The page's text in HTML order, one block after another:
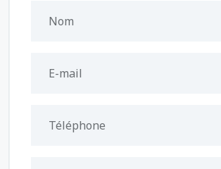
Nom
E-mail
Téléphone